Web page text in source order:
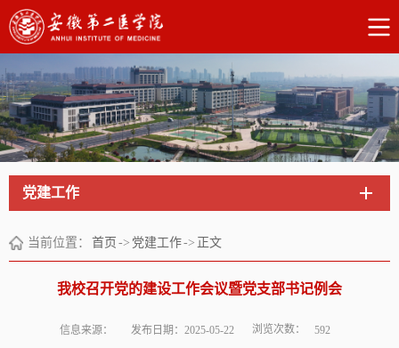
党建工作
当前位置： 首页 -> 党建工作-> 正文
我校召开党的建设工作会议暨党支部书记例会
信息来源： 发布日期：2025-05-22 浏览次数： 592